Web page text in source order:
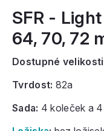
SFR -
64, 70, 72
Dostupné
Tvrdost: 82a
Sada: 4 koleček a